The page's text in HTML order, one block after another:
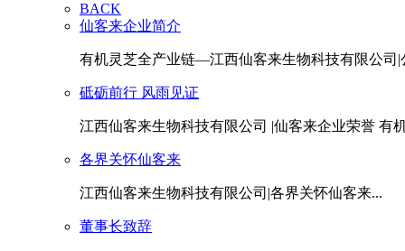
BACK
仙客来企业简介
有机灵芝全产业链—江西仙客来生物科技有限公司|
砥砺前行 风雨见证
江西仙客来生物科技有限公司 |仙客来企业荣誉 有
各界关怀仙客来
江西仙客来生物科技有限公司|各界关怀仙客来...
董事长致辞